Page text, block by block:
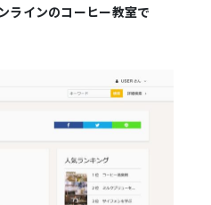
ラインのコーヒー教室で